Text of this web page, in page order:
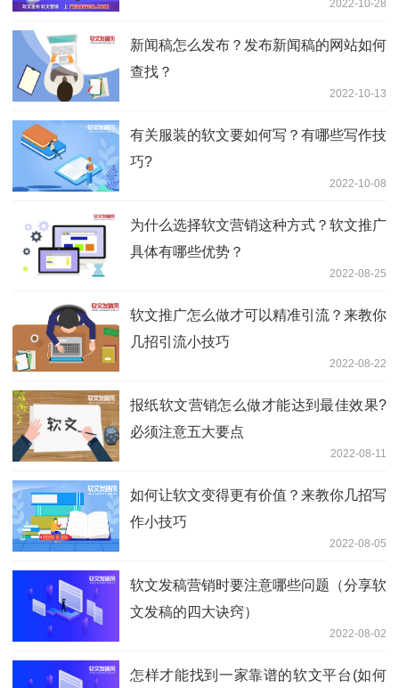
2022-10-28
新闻稿怎么发布？发布新闻稿的网站如何
查找？
2022-10-13
有关服装的软文要如何写？有哪些写作技
巧?
2022-10-08
为什么选择软文营销这种方式？软文推广
具体有哪些优势？
2022-08-25
软文推广怎么做才可以精准引流？来教你
几招引流小技巧
2022-08-22
报纸软文营销怎么做才能达到最佳效果?
必须注意五大要点
2022-08-11
如何让软文变得更有价值？来教你几招写
作小技巧
2022-08-05
软文发稿营销时要注意哪些问题（分享软
文发稿的四大诀窍）
2022-08-02
怎样才能找到一家靠谱的软文平台(如何